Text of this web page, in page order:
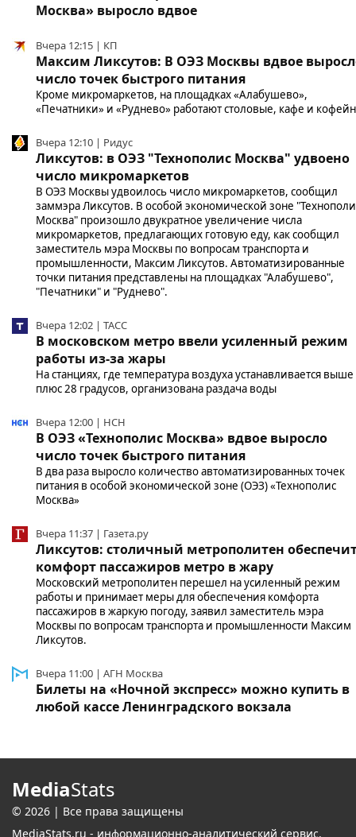
Москва» выросло вдвое
Вчера 12:15 | КП
Максим Ликсутов: В ОЭЗ Москвы вдвое
число точек быстрого питания
Кроме микромаркетов, на площадках «Алабушево»,
«Печатники» и «Руднево» работают столовые, кафе и
Вчера 12:10 | Ридус
Ликсутов: в ОЭЗ "Технополис Москва" удвоено
число микромаркетов
В ОЭЗ Москвы удвоилось число микромаркетов, сообщил
заммэра Ликсутов. В особой экономической зоне
Москва" произошло двукратное увеличение числа
микромаркетов, предлагающих готовую еду, как сообщил
заместитель мэра Москвы по вопросам транспорта и
промышленности, Максим Ликсутов. Автоматизированные
точки питания представлены на площадках "Алабушево",
"Печатники" и "Руднево".
Вчера 12:02 | ТАСС
В московском метро ввели усиленный режим
работы из-за жары
На станциях, где температура воздуха устанавливается выше
плюс 28 градусов, организована раздача воды
Вчера 12:00 | НСН
В ОЭЗ «Технополис Москва» вдвое выросло
число точек быстрого питания
В два раза выросло количество автоматизированных точек
питания в особой экономической зоне (ОЭЗ) «Технополис
Москва»
Вчера 11:37 | Газета.ру
Ликсутов: столичный метрополитен
комфорт пассажиров метро в жару
Московский метрополитен перешел на усиленный режим
работы и принимает меры для обеспечения комфорта
пассажиров в жаркую погоду, заявил заместитель мэра
Москвы по вопросам транспорта и промышленности Максим
Ликсутов.
Вчера 11:00 | АГН Москва
Билеты на «Ночной экспресс» можно купить в
любой кассе Ленинградского вокзала
MediaStats
© 2026 | Все права защищены
MediaStats.ru - информационно-аналитический сервис.